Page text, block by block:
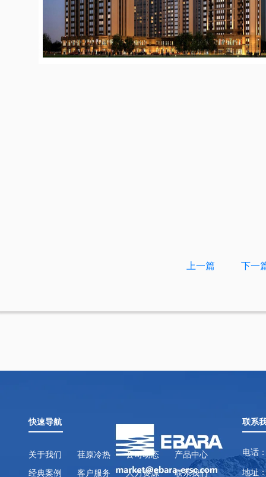
上一篇 下一
快速导航
关于我们 荏原冷热 公司动态
产品中心
经典案例
客户服务 人力资源 联系我们
联系
电话
地址